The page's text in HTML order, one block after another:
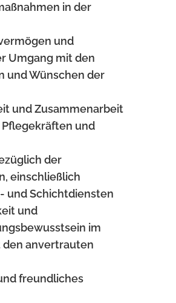
in der
und
Umgang mit den
und Wünschen der
und Zusammenarbeit
und
der
einschließlich
und Schichtdiensten
und
im
den anvertrauten
freundliches